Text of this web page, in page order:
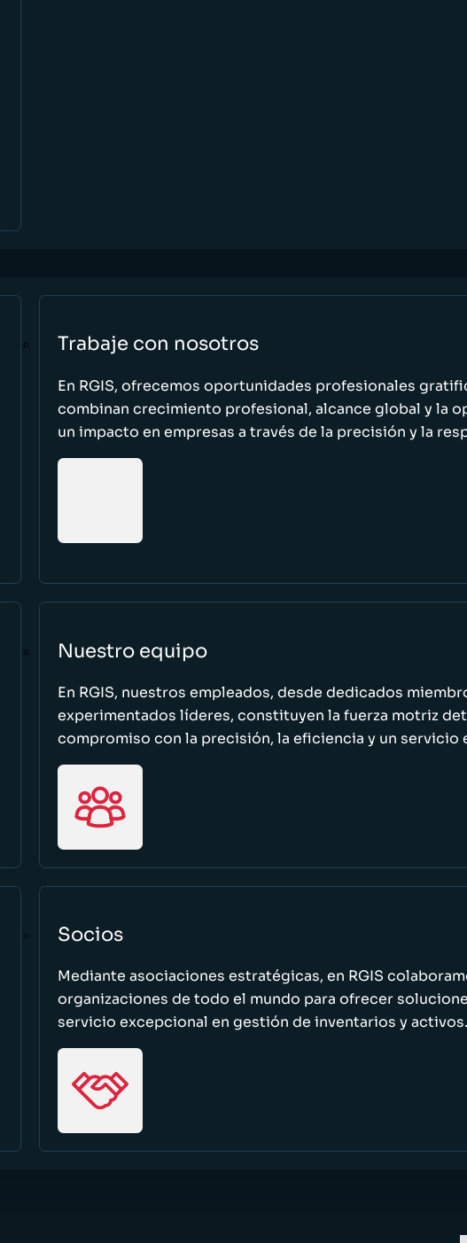
Trabaje con nosotros
En RGIS, ofrecemos oportunidades profesionales
combinan crecimiento profesional, alcance global y la
un impacto en empresas a través de la precisión y la
Nuestro equipo
En RGIS, nuestros empleados, desde dedicados
experimentados líderes, constituyen la fuerza motriz
compromiso con la precisión, la eficiencia y un servicio
Socios
Mediante asociaciones estratégicas, en RGIS
organizaciones de todo el mundo para ofrecer
servicio excepcional en gestión de inventarios y activos.